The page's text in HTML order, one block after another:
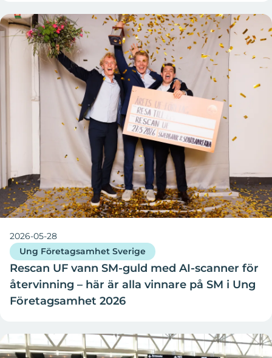
2026-05-28
Ung Företagsamhet Sverige
Rescan UF vann SM-guld med AI-scanner för
återvinning – här är alla vinnare på SM i Ung
Företagsamhet 2026